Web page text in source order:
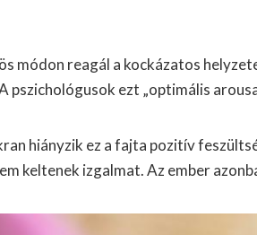
módon reagál a kockázatos
pszichológusok ezt „optimális
hiányzik ez a fajta pozitív
keltenek izgalmat. Az ember